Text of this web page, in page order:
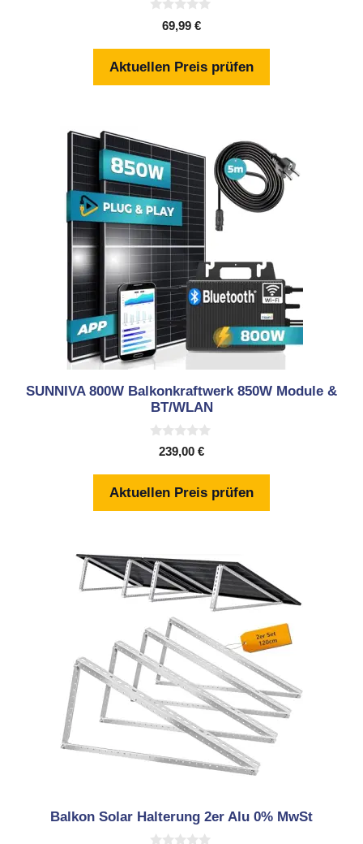
5
69,99 €
Aktuellen Preis prüfen
SUNNIVA 800W Balkonkraftwerk 850W Module &
BT/WLAN
5
239,00 €
Aktuellen Preis prüfen
Balkon Solar Halterung 2er Alu 0% MwSt